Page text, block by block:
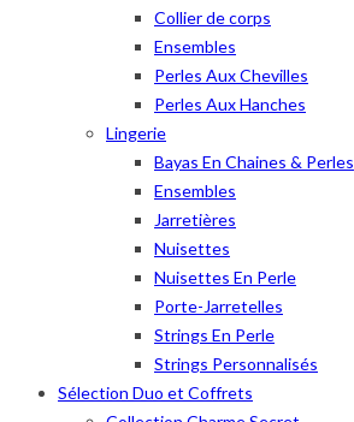
Collier de corps
Ensembles
Perles Aux Chevilles
Perles Aux Hanches
Lingerie
Bayas En Chaines & Perles
Ensembles
Jarretières
Nuisettes
Nuisettes En Perle
Porte-Jarretelles
Strings En Perle
Strings Personnalisés
Sélection Duo et Coffrets